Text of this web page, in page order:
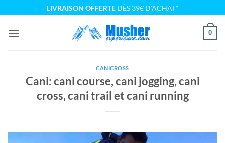
au
contenu
LIVRAISON OFFERTEDÈS 39€ D'ACHAT*
0
CANICROSS
Cani: cani course, cani jogging, cani
cross, cani trail et cani running